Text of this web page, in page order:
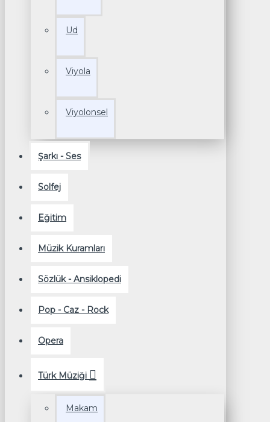
Ud
Viyola
Viyolonsel
Şarkı - Ses
Solfej
Eğitim
Müzik Kuramları
Sözlük - Ansiklopedi
Pop - Caz - Rock
Opera
Türk Müziği
Makam